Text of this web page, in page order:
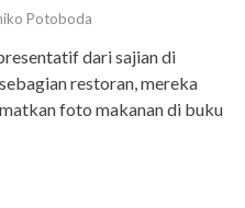
Potoboda
dari sajian di
restoran, mereka
foto makanan di buku